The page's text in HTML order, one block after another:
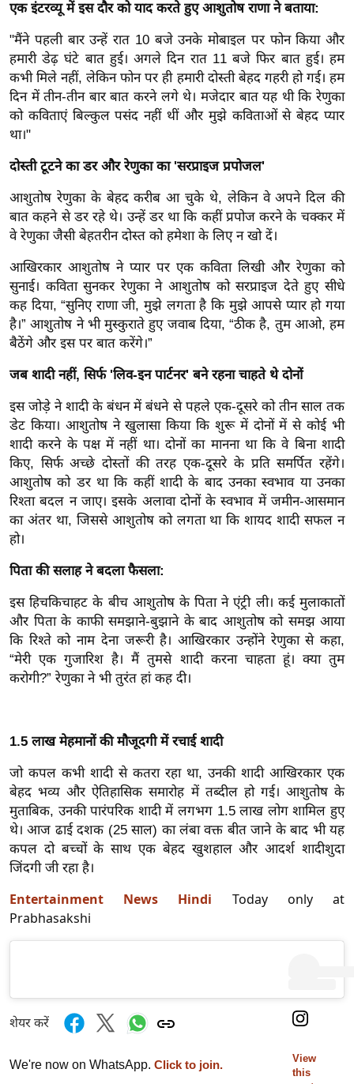
व
र्ल्ड
न्यू
ज
ब्री
फ
नो
ज
न
ग
त
बॉ
ली
ड
हॉ
ली
वु
ड
फि
ल्म
स
मी
क्षा
r
e
a
k
g
e
w
s
ला
इ
स्टा
इ
ल
जी
ब्यू
एक इंटरव्यू में इस दौर को याद करते हुए आशुतोष राणा ने बताया:
"मैंने पहली बार उन्हें रात 10 बजे उनके मोबाइल पर फोन किया और
हमारी डेढ़ घंटे बात हुई। अगले दिन रात 11 बजे फिर बात हुई। हम
कभी मिले नहीं, लेकिन फोन पर ही हमारी दोस्ती बेहद गहरी हो गई। हम
दिन में तीन-तीन बार बात करने लगे थे। मजेदार बात यह थी कि रेणुका
को कविताएं बिल्कुल पसंद नहीं थीं और मुझे कविताओं से बेहद प्यार
था।"
दोस्ती टूटने का डर और रेणुका का 'सरप्राइज प्रपोजल'
आशुतोष रेणुका के बेहद करीब आ चुके थे, लेकिन वे अपने दिल की
बात कहने से डर रहे थे। उन्हें डर था कि कहीं प्रपोज करने के चक्कर में
वे रेणुका जैसी बेहतरीन दोस्त को हमेशा के लिए न खो दें।
आखिरकार आशुतोष ने प्यार पर एक कविता लिखी और रेणुका को
सुनाई। कविता सुनकर रेणुका ने आशुतोष को सरप्राइज देते हुए सीधे
कह दिया, “सुनिए राणा जी, मुझे लगता है कि मुझे आपसे प्यार हो गया
है।” आशुतोष ने भी मुस्कुराते हुए जवाब दिया, “ठीक है, तुम आओ, हम
बैठेंगे और इस पर बात करेंगे।”
जब शादी नहीं, सिर्फ 'लिव-इन पार्टनर' बने रहना चाहते थे दोनों
इस जोड़े ने शादी के बंधन में बंधने से पहले एक-दूसरे को तीन साल तक
डेट किया। आशुतोष ने खुलासा किया कि शुरू में दोनों में से कोई भी
शादी करने के पक्ष में नहीं था। दोनों का मानना था कि वे बिना शादी
किए, सिर्फ अच्छे दोस्तों की तरह एक-दूसरे के प्रति समर्पित रहेंगे।
आशुतोष को डर था कि कहीं शादी के बाद उनका स्वभाव या उनका
रिश्ता बदल न जाए। इसके अलावा दोनों के स्वभाव में जमीन-आसमान
का अंतर था, जिससे आशुतोष को लगता था कि शायद शादी सफल न
हो।
पिता की सलाह ने बदला फैसला:
इस हिचकिचाहट के बीच आशुतोष के पिता ने एंट्री ली। कई मुलाकातों
और पिता के काफी समझाने-बुझाने के बाद आशुतोष को समझ आया
कि रिश्ते को नाम देना जरूरी है। आखिरकार उन्होंने रेणुका से कहा,
“मेरी एक गुजारिश है। मैं तुमसे शादी करना चाहता हूं। क्या तुम
करोगी?” रेणुका ने भी तुरंत हां कह दी।
1.5 लाख मेहमानों की मौजूदगी में रचाई शादी
जो कपल कभी शादी से कतरा रहा था, उनकी शादी आखिरकार एक
बेहद भव्य और ऐतिहासिक समारोह में तब्दील हो गई। आशुतोष के
मुताबिक, उनकी पारंपरिक शादी में लगभग 1.5 लाख लोग शामिल हुए
थे। आज ढाई दशक (25 साल) का लंबा वक्त बीत जाने के बाद भी यह
कपल दो बच्चों के साथ एक बेहद खुशहाल और आदर्श शादीशुदा
जिंदगी जी रहा है।
Entertainment News Hindi Today only at
Prabhasakshi
View
this
शेयर करें
We're now on WhatsApp. Click to join.